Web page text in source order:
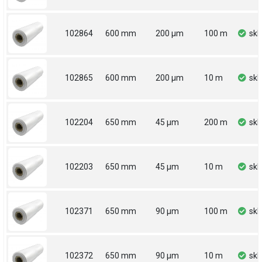
102864 600 mm 200 µm 100 m
102865 600 mm 200 µm 10 m
102204 650 mm 45 µm 200 m
102203 650 mm 45 µm 10 m
102371 650 mm 90 µm 100 m
102372 650 mm 90 µm 10 m